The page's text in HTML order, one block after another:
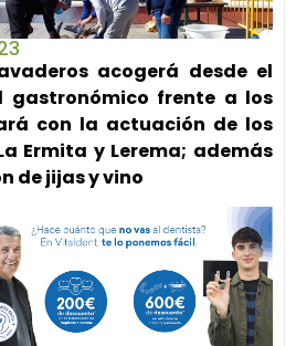
acogerá desde el
gastronómico frente a los
con la actuación de los
Ermita y Lerema; además
de jijas y vino